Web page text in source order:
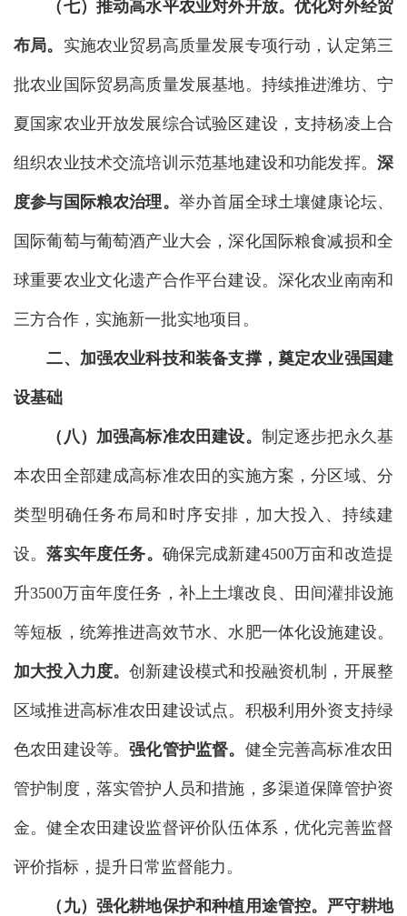
（七） 推动高水平农业对外开放。优化对外经贸
布局。 实施农业贸易高质量发展专项行动，认定第三
批农业国际贸易高质量发展基地。持续推进潍坊、宁
夏国家农业开放发展综合试验区建设，支持杨凌上合
组织农业技术交流培训示范基地建设和功能发挥。 深
度参与 国际粮农治理。 举办首届全球土壤健康论坛、
国际葡萄与葡萄酒产业大会，深化国际粮食减损和全
球重要农业文化遗产合作平台建设。深化农业南南和
三方合作，实施新一批实地项目。
二、加强农业科技和装备支撑，奠定农业强国建
设基础
（八）加强高标准农田建设。 制定逐步把永久基
本农田全部建成高标准农田的实施方案，分区域、分
类型明确任务布局和时序安排，加大投入、持续建
设。落实年度任务。 确保完成新建4500万亩和改造提
升3500万亩年度任务，补上土壤改良、田间灌排设施
等短板，统筹推进高效节水、水肥一体化设施建设。
加大投入力度。创新建设模式和投融资机制，开展整
区域推进高标准农田建设试点。积极利用外资支持绿
色农田建设等。强化管护监督。 健全完善高标准农田
管护制度，落实管护人员和措施，多渠道保障管护资
金。健全农田建设监督评价队伍体系，优化完善监督
评价指标，提升日常监督能力。
（九）强化耕地保护和种植用途管控。 严守耕地